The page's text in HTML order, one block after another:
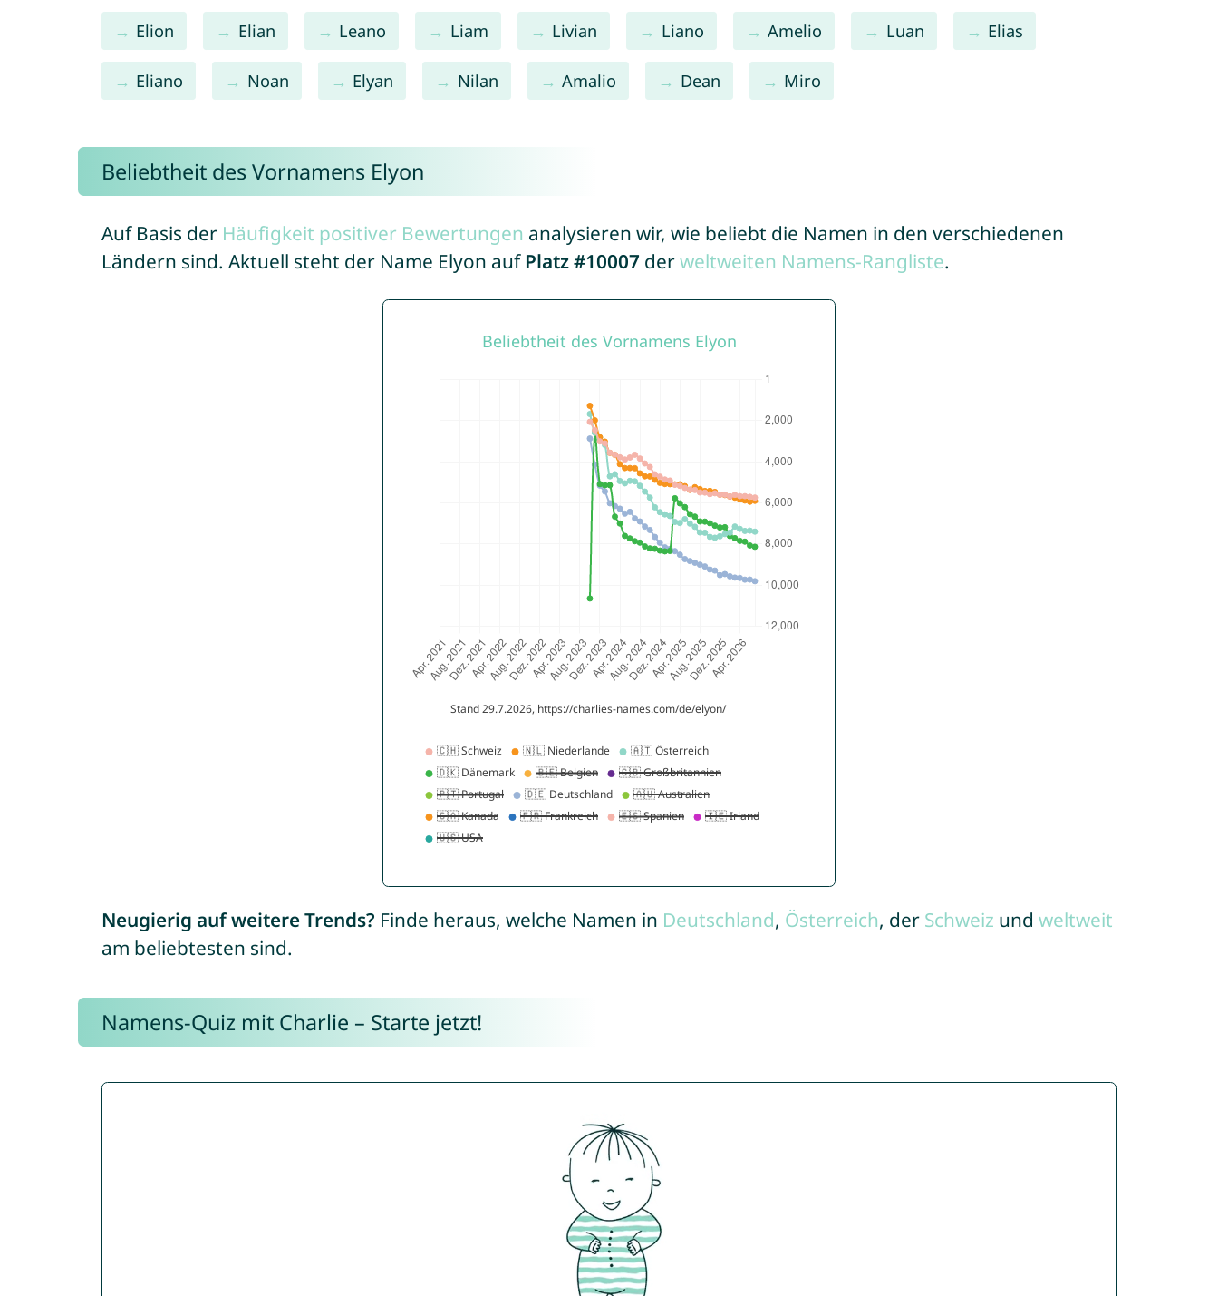
Elion Elian Leano Liam Livian Liano Amelio Luan Elias
Eliano Noan Elyan Nilan Amalio Dean Miro
Beliebtheit des Vornamens Elyon
Auf Basis der Häufigkeit positiver Bewertungen analysieren wir, wie beliebt die Namen in den verschiedenen
Ländern sind. Aktuell steht der Name Elyon auf Platz #10007 derweltweiten Namens-Rangliste.
Neugierig auf weitere Trends? Finde heraus, welche Namen in Deutschland, Österreich, der Schweiz und weltweit
am beliebtesten sind.
Namens-Quiz mit Charlie – Starte jetzt!